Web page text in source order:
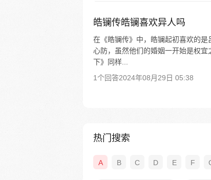
皓镧传皓镧喜欢异人吗
在《皓镧传》中，皓镧起初喜欢的
心防，虽然他们的婚姻一开始是权
下》同样...
1个回答2024年08月29日 05:38
热门搜索
A B C D E F